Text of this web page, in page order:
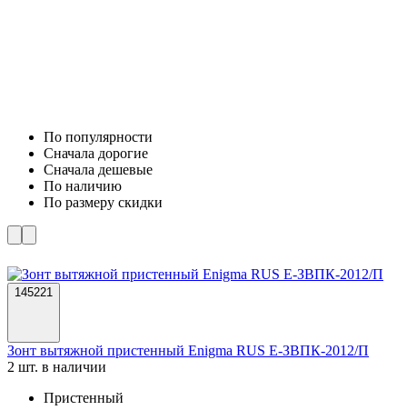
По популярности
Cначала дорогие
Cначала дешевые
По наличию
По размеру скидки
145221
Зонт вытяжной пристенный Enigma RUS Е-ЗВПК-2012/П
2 шт. в наличии
Пристенный